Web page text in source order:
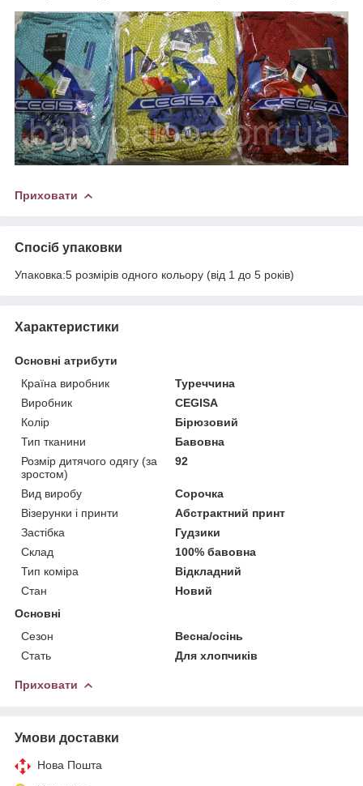
Приховати
Спосіб упаковки
Упаковка:5 розмірів одного кольору (від 1 до 5 років)
Характеристики
Основні атрибути
Країна виробник
Туреччина
Виробник
CEGISA
Колір
Бірюзовий
Тип тканини
Бавовна
Розмір дитячого одягу (за
зростом)
92
Вид виробу
Сорочка
Візерунки і принти
Абстрактний принт
Застібка
Гудзики
Склад
100% бавовна
Тип коміра
Відкладний
Стан
Новий
Основні
Сезон
Весна/осінь
Стать
Для хлопчиків
Приховати
Умови доставки
Нова Пошта